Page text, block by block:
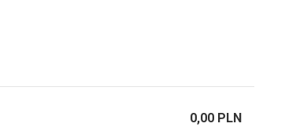
0,00 PLN